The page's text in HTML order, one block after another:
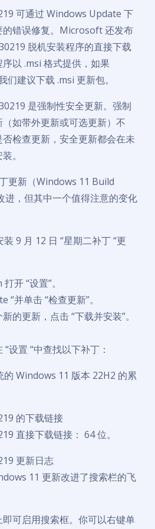
可通过 Windows Update 下
的错误修复。Microsoft 还发布
脱机安装程序的直接下载
以 .msi 格式提供，如果
建议下载 .msi 更新包。
是强制性安全更新。强制
如带外更新或可选更新）不
检查更新，安全更新都会在未
。
更新（Windows 11 Build
进，但其中一个值得注意的变化
9 月 12 日 “星期二补丁 “更
开 “设置”。
并单击 “检查更新”。
的更新，点击 “下载并安装”。
设置 “中查找以下补丁：
的 Windows 11 版本 22H2 的累
的下载链接
直接下载链接： 64 位。
更新日志
11 更新改进了搜索栏的飞
可启用搜索框。你可以右键单